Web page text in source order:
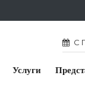
С
Услуги